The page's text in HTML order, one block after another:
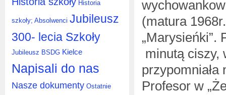
Historia
szkoły; Absolwenci Jubileusz
300- lecia Szkoły
Jubileusz BSDG Kielce
Napisali do nas
Nasze dokumenty Ostatnie
(matura
„Marysieńki”.
minutą
przypomniała
Profesor w